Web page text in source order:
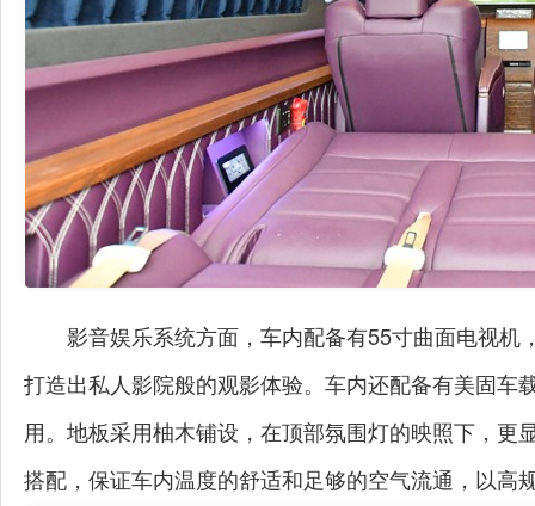
影音娱乐系统方面，车内配备有55寸曲面电视
打造出私人影院般的观影体验。车内还配备有美固
用。地板采用柚木铺设，在顶部氛围灯的映照下，
搭配，保证车内温度的舒适和足够的空气流通，以高